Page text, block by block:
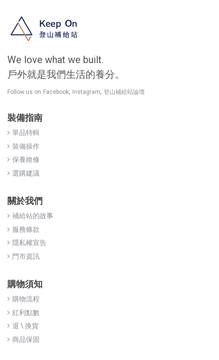
We love what we built.
戶外就是我們生活的養分。
Follow us on Facebook, Instagram, 登山補給站論壇
裝備指南
單品特輯
裝備操作
保養維修
選購建議
關於我們
補給站的故事
服務條款
隱私權宣告
門市資訊
購物須知
購物流程
紅利點數
退 \ 換貨
商品保固